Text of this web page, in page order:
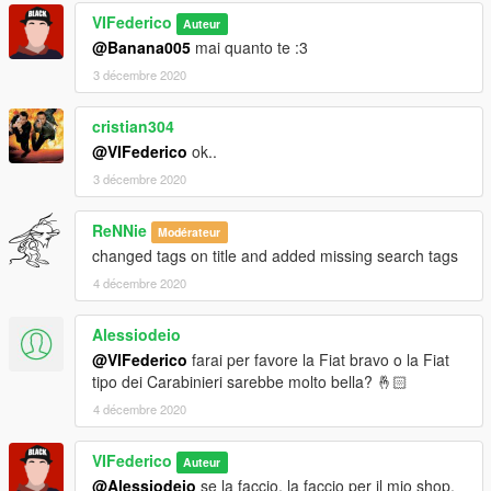
Replace files. It is recommended to create a mod folder
through the OpenIV program.
For doubts or problems contact me, I will reply as soon as
possible.
VIFederico Auteur
@Banana005 mai quanto te :3
3 décembre 2020
cristian304
@VIFederico ok..
3 décembre 2020
ReNNie Modérateur
changed tags on title and added missing search tags
4 décembre 2020
Alessiodeio
@VIFederico farai per favore la Fiat bravo o la Fiat
tipo dei Carabinieri sarebbe molto bella? 🤞🏻
4 décembre 2020
VIFederico Auteur
@Alessiodeio se la faccio, la faccio per il mio shop.